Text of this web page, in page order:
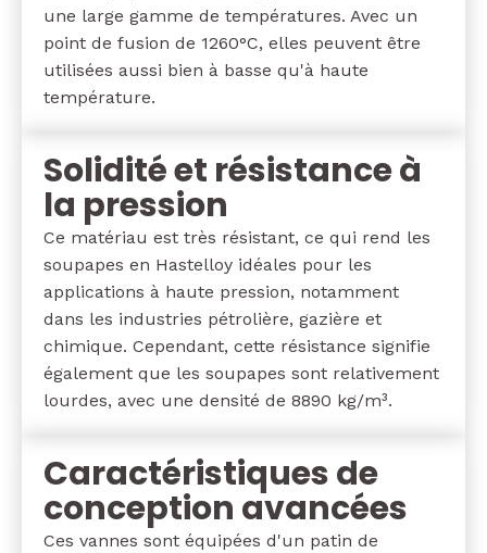
une large gamme de températures. Avec un
point de fusion de 1260°C, elles peuvent être
utilisées aussi bien à basse qu'à haute
température.
Solidité et résistance à
la pression
Ce matériau est très résistant, ce qui rend les
soupapes en Hastelloy idéales pour les
applications à haute pression, notamment
dans les industries pétrolière, gazière et
chimique. Cependant, cette résistance signifie
également que les soupapes sont relativement
lourdes, avec une densité de 8890 kg/m³.
Caractéristiques de
conception avancées
Ces vannes sont équipées d'un patin de